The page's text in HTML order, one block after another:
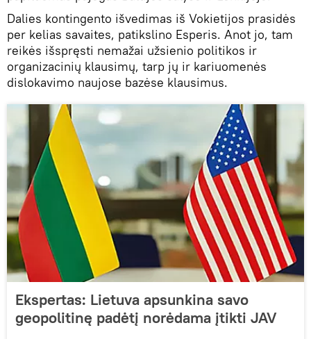
Dalies kontingento išvedimas iš Vokietijos prasidės
per kelias savaites, patikslino Esperis. Anot jo, tam
reikės išspręsti nemažai užsienio politikos ir
organizacinių klausimų, tarp jų ir kariuomenės
dislokavimo naujose bazėse klausimus.
Ekspertas: Lietuva apsunkina savo
geopolitinę padėtį norėdama įtikti JAV